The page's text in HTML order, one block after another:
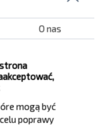
O nas
mogą być
poprawy